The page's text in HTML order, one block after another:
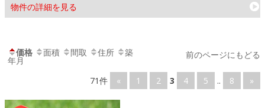
物件の詳細を見る
価格 面積 間取 住所 築
年月
71件
« 1 2 3 4 5 .. 8 »
前のページにもどる